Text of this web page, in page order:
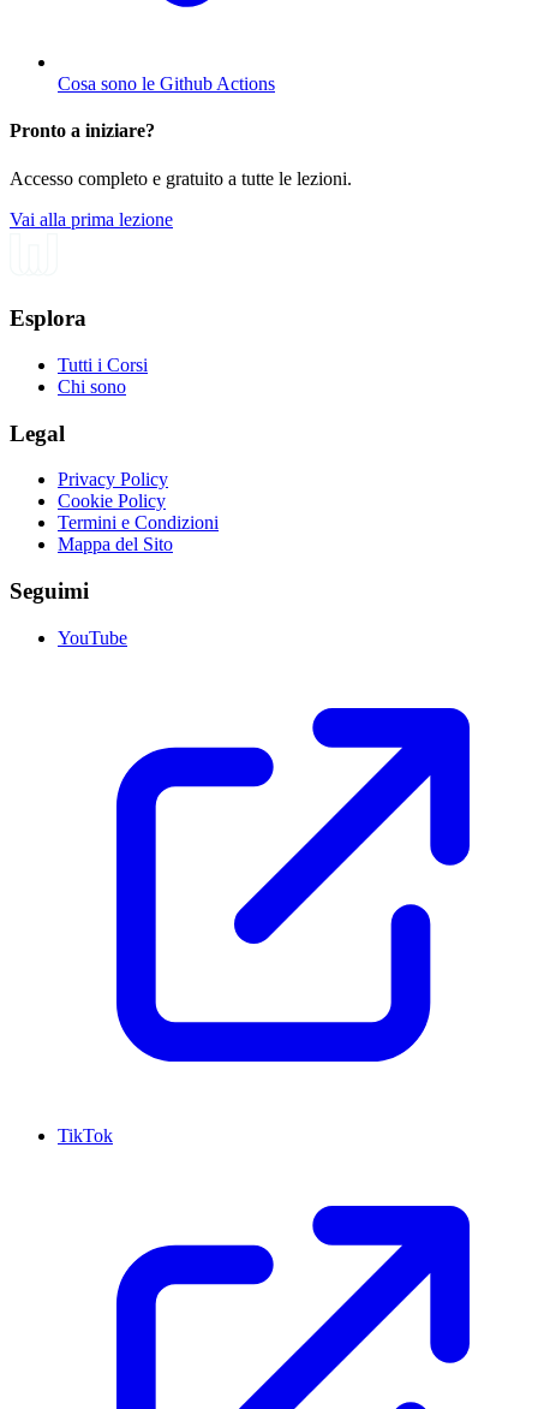
Cosa sono le Github Actions
Pronto a iniziare?
Accesso completo e gratuito a tutte le lezioni.
Vai alla prima lezione
Esplora
Tutti i Corsi
Chi sono
Legal
Privacy Policy
Cookie Policy
Termini e Condizioni
Mappa del Sito
Seguimi
YouTube
TikTok